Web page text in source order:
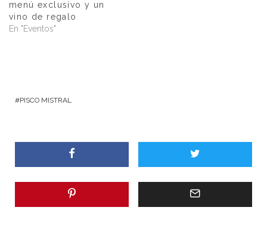
menú exclusivo y un
vino de regalo
En "Eventos"
PISCO MISTRAL